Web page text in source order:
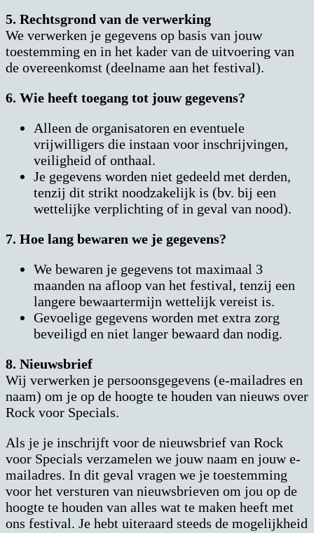
5. Rechtsgrond van de verwerking
We verwerken je gegevens op basis van jouw
toestemming en in het kader van de uitvoering van
de overeenkomst (deelname aan het festival).
6. Wie heeft toegang tot jouw gegevens?
Alleen de organisatoren en eventuele
vrijwilligers die instaan voor inschrijvingen,
veiligheid of onthaal.
Je gegevens worden niet gedeeld met derden,
tenzij dit strikt noodzakelijk is (bv. bij een
wettelijke verplichting of in geval van nood).
7. Hoe lang bewaren we je gegevens?
We bewaren je gegevens tot maximaal 3
maanden na afloop van het festival, tenzij een
langere bewaartermijn wettelijk vereist is.
Gevoelige gegevens worden met extra zorg
beveiligd en niet langer bewaard dan nodig.
8. Nieuwsbrief
Wij verwerken je persoonsgegevens (e-mailadres en
naam) om je op de hoogte te houden van nieuws over
Rock voor Specials.
Als je je inschrijft voor de nieuwsbrief van Rock
voor Specials verzamelen we jouw naam en jouw e-
mailadres. In dit geval vragen we je toestemming
voor het versturen van nieuwsbrieven om jou op de
hoogte te houden van alles wat te maken heeft met
ons festival. Je hebt uiteraard steeds de mogelijkheid